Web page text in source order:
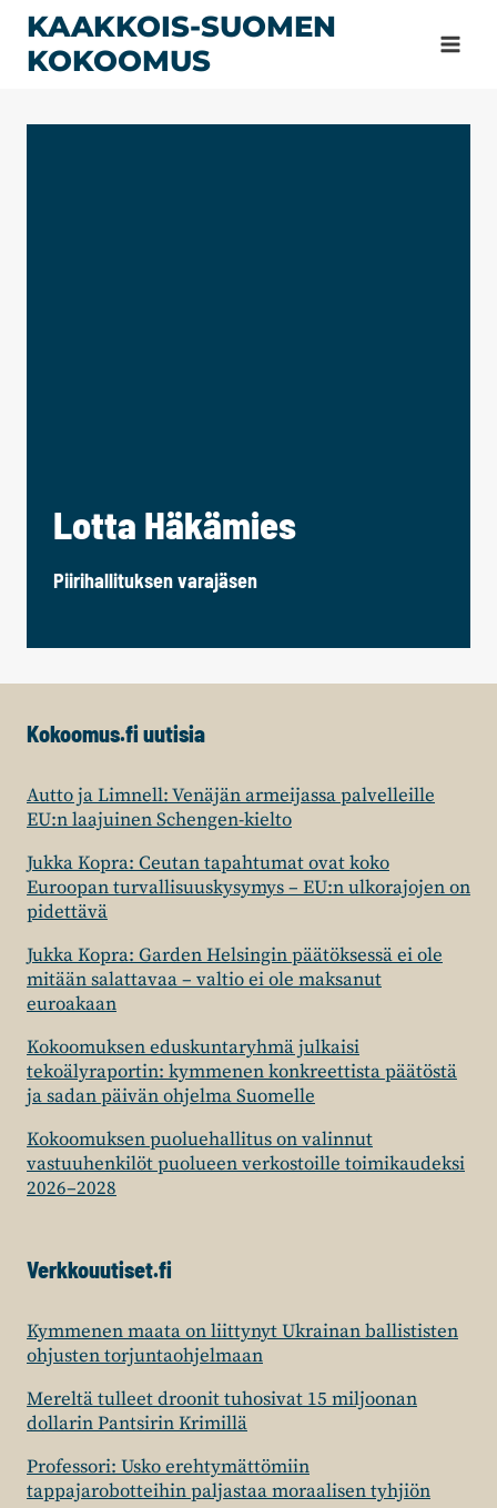
Siirry
sisältöön
KAAKKOIS-SUOMEN
KOKOOMUS
Lotta Häkämies
Piirihallituksen varajäsen
Kokoomus.fi uutisia
Autto ja Limnell: Venäjän armeijassa palvelleille
EU:n laajuinen Schengen-kielto
Jukka Kopra: Ceutan tapahtumat ovat koko
Euroopan turvallisuuskysymys – EU:n ulkorajojen on
pidettävä
Jukka Kopra: Garden Helsingin päätöksessä ei ole
mitään salattavaa – valtio ei ole maksanut
euroakaan
Kokoomuksen eduskuntaryhmä julkaisi
tekoälyraportin: kymmenen konkreettista päätöstä
ja sadan päivän ohjelma Suomelle
Kokoomuksen puoluehallitus on valinnut
vastuuhenkilöt puolueen verkostoille toimikaudeksi
2026–2028
Verkkouutiset.fi
Kymmenen maata on liittynyt Ukrainan ballististen
ohjusten torjuntaohjelmaan
Mereltä tulleet droonit tuhosivat 15 miljoonan
dollarin Pantsirin Krimillä
Professori: Usko erehtymättömiin
tappajarobotteihin paljastaa moraalisen tyhjiön